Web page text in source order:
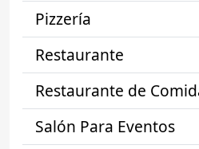
Pizzería
Restaurante
Restaurante de
Salón Para Eventos